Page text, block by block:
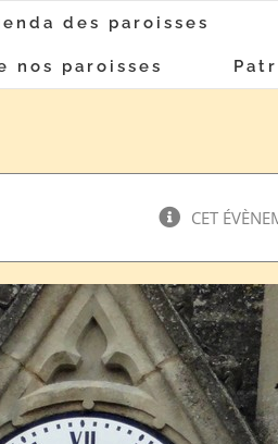
des paroisses
nos paroisses
CET